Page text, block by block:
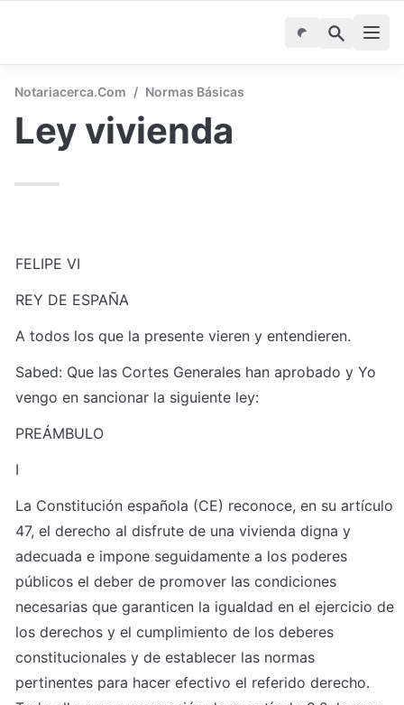
Notariacerca.com / Normas Básicas
Ley vivienda
FELIPE VI
REY DE ESPAÑA
A todos los que la presente vieren y entendieren.
Sabed: Que las Cortes Generales han aprobado y Yo
vengo en sancionar la siguiente ley:
PREÁMBULO
I
La Constitución española (CE) reconoce, en su artículo
47, el derecho al disfrute de una vivienda digna y
adecuada e impone seguidamente a los poderes
públicos el deber de promover las condiciones
necesarias que garanticen la igualdad en el ejercicio de
los derechos y el cumplimiento de los deberes
constitucionales y de establecer las normas
pertinentes para hacer efectivo el referido derecho.